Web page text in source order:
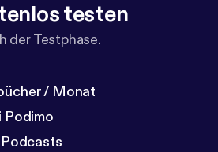
testen
der Testphase.
/ Monat
Podimo